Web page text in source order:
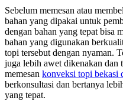
Sebelum memesan atau
bahan yang dipakai untuk
dengan bahan yang tepat bisa
bahan yang digunakan
topi tersebut dengan nyaman.
juga lebih awet dikenakan dan
memesan konveksi topi bekasi
berkonsultasi dan bertanya
yang tepat.